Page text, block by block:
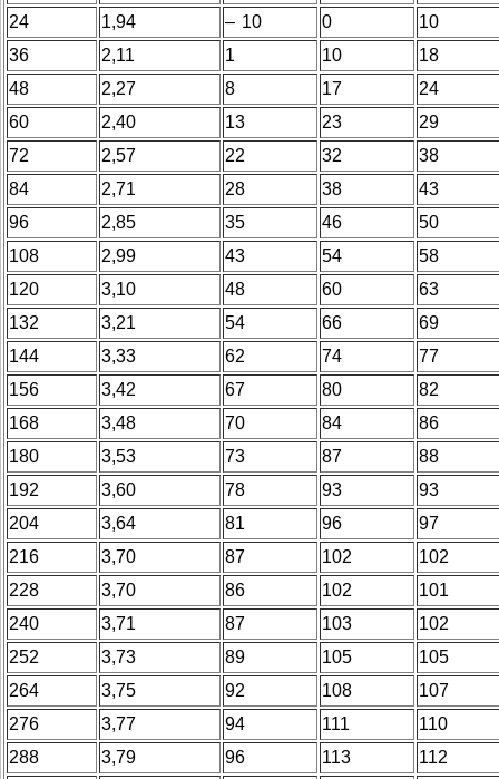
24
1,94 – 10 0
10
36
2,11 1 10
18
48
2,27 8 17
24
60
2,40 13 23
29
72
2,57 22 32
38
84
2,71 28 38
43
96
2,85 35 46
50
108
2,99 43 54
58
120
3,10 48 60
63
132
3,21 54 66
69
144
3,33 62 74
77
156
3,42 67 80
82
168
3,48 70 84
86
180
3,53 73 87
88
192
3,60 78 93
93
204
3,64 81 96
97
216
3,70 87 102
102
228
3,70 86 102
101
240
3,71 87 103
102
252
3,73 89 105
105
264
3,75 92 108
107
276
3,77 94 111
110
288
3,79 96 113
112